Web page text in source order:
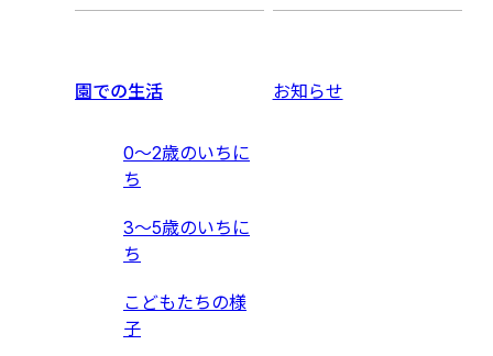
園での生活
0〜2歳のいちに
ち
3〜5歳のいちに
ち
こどもたちの様
子
お知らせ